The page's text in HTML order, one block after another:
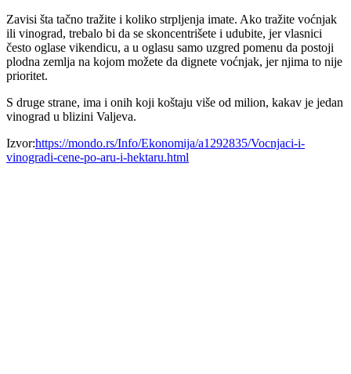
Zavisi šta tačno tražite i koliko strpljenja imate. Ako tražite voćnjak
ili vinograd, trebalo bi da se skoncentrišete i udubite, jer vlasnici
često oglase vikendicu, a u oglasu samo uzgred pomenu da postoji
plodna zemlja na kojom možete da dignete voćnjak, jer njima to nije
prioritet.
S druge strane, ima i onih koji koštaju više od milion, kakav je jedan
vinograd u blizini Valjeva.
Izvor:https://mondo.rs/Info/Ekonomija/a1292835/Vocnjaci-i-
vinogradi-cene-po-aru-i-hektaru.html